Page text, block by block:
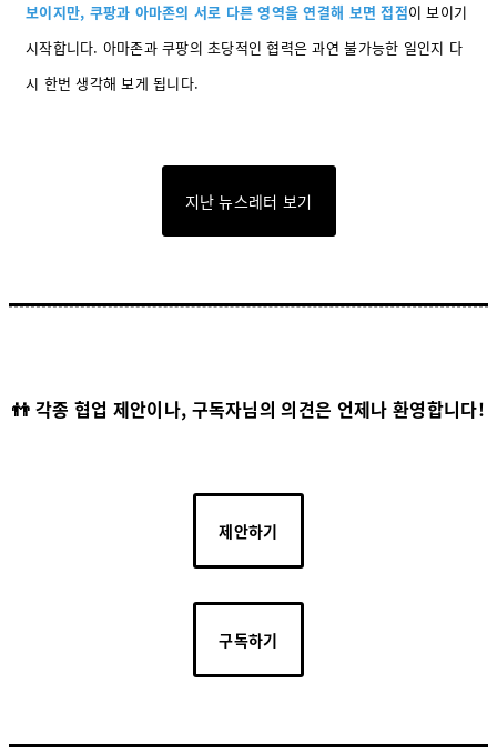
보이지만, 쿠팡과 아마존의 서로 다른 영역을 연결해 보면 접점이 보이기
시작합니다. 아마존과 쿠팡의 초당적인 협력은 과연 불가능한 일인지 다
시 한번 생각해 보게 됩니다.
지난 뉴스레터 보기
👬 각종 협업 제안이나, 구독자님의 의견은 언제나 환영합니다!
제안하기
구독하기